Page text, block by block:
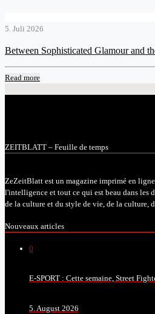
5. Juli 2026
Between Sophisticated Glamour and
Read more
ZEITBLATT – Feuille de temps
ZeZeitBlatt est un magazine imprimé en
l'intelligence et tout ce qui est beau dans les
de la culture et du style de vie, de la culture,
Nouveaux articles
0
E-SPORT : Cette semaine, Street
5. August 2026